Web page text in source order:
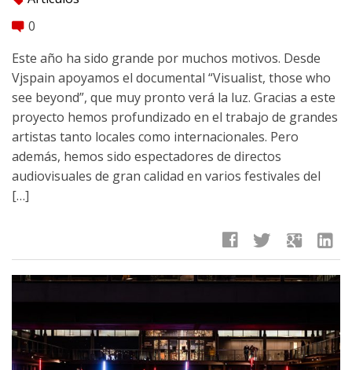
comment 0
Este año ha sido grande por muchos motivos. Desde
Vjspain apoyamos el documental “Visualist, those who
see beyond”, que muy pronto verá la luz. Gracias a este
proyecto hemos profundizado en el trabajo de grandes
artistas tanto locales como internacionales. Pero
además, hemos sido espectadores de directos
audiovisuales de gran calidad en varios festivales del
[…]
facebook twitter google linkedin